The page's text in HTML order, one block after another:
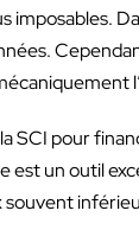
SCI pour
est un outil